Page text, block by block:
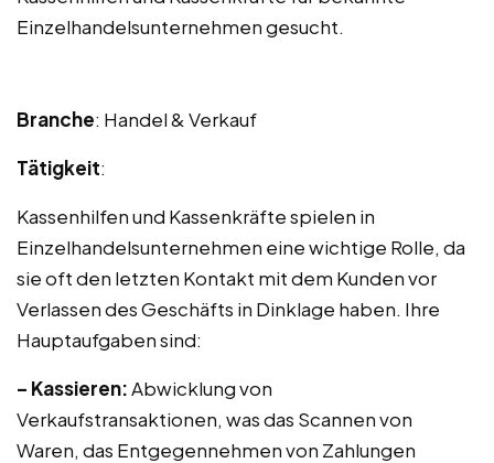
Einzelhandelsunternehmen gesucht.
Branche: Handel & Verkauf
Tätigkeit:
Kassenhilfen und Kassenkräfte spielen in
Einzelhandelsunternehmen eine wichtige Rolle, da
sie oft den letzten Kontakt mit dem Kunden vor
Verlassen des Geschäfts in Dinklage haben. Ihre
Hauptaufgaben sind:
– Kassieren:Abwicklung von
Verkaufstransaktionen, was das Scannen von
Waren, das Entgegennehmen von Zahlungen